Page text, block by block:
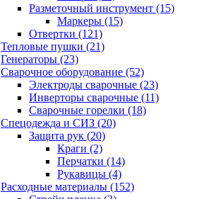
Разметочный инструмент (15)
Маркеры (15)
Отвертки (121)
Тепловые пушки (21)
Генераторы (23)
Сварочное оборудование (52)
Электроды сварочные (23)
Инверторы сварочные (11)
Сварочные горелки (18)
Спецодежда и СИЗ (20)
Защита рук (20)
Краги (2)
Перчатки (14)
Рукавицы (4)
Расходные материалы (152)